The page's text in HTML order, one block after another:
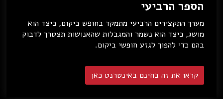
הספר הרביעי
מערך התקצירים הרביעי מתמקד בחופש ביקום, כיצד הוא
מושג, כיצד הוא נשמר והמגבלות שהאנושות תצטרך לדבוק
בהם כדי להפוך לגזע חופשי ביקום.
קראו את זה בחינם באינטרנט כאן